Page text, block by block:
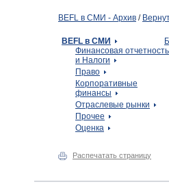
BEFL в СМИ - Архив /
BEFL в СМИ
Финансовая отчетность
и Налоги
Право
Корпоративные
финансы
Отраслевые рынки
Прочее
Оценка
Распечатать страницу